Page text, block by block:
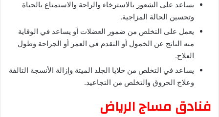
يساعد على الشعور بالاسترخاء والراحة والاستمتاع بالحياة
وتحسين الحالة المزاجية.
يعمل على التخلص من ضمور العضلات أو يساعد في الوقاية
منه الناتج عن الخمول أو التقدم في العمر أو الجراحة وطول
العلاج.
يساعد في التخلص من خلايا الجلد الميتة وإزالة الأنسجة التالفة
وعلاج الحروق والتخلص من التجاعيد.
فنادق مساج الرياض